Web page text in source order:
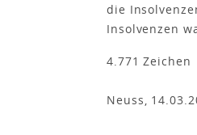
die
Insolvenzen
4.771 Zeichen
Neuss,